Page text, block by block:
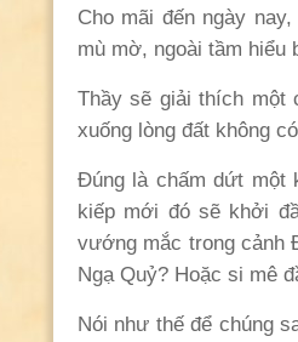
Cho mãi đến ngày
mù mờ, ngoài tầm hiểu
Thầy sẽ giải thích một
xuống lòng đất không
Đúng là chấm dứt một
kiếp mới đó sẽ khởi
vướng mắc trong cảnh
Ngạ Quỷ? Hoặc si mê
Nói như thế để chúng